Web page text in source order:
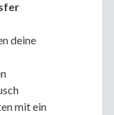
deine
mit ein